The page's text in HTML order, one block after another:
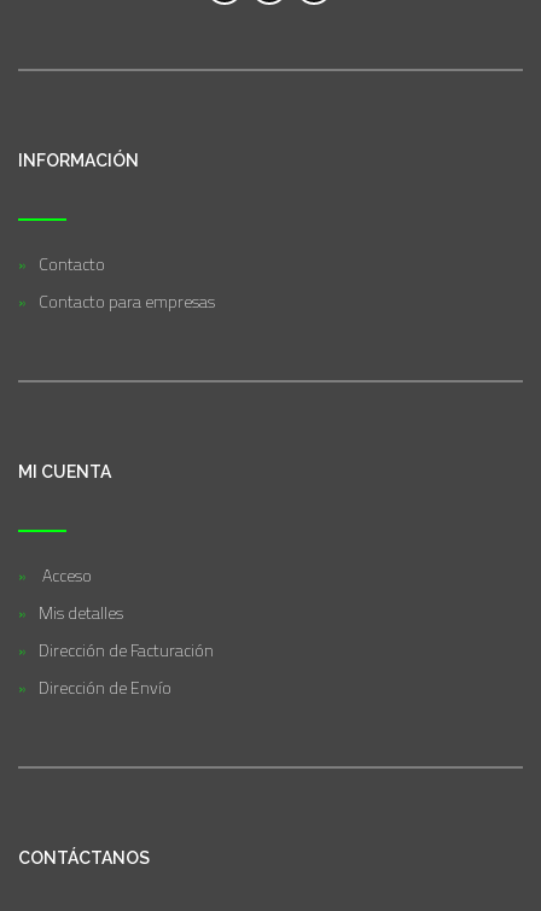
INFORMACIÓN
Contacto
Contacto para empresas
MI CUENTA
Acceso
Mis detalles
Dirección de Facturación
Dirección de Envío
CONTÁCTANOS